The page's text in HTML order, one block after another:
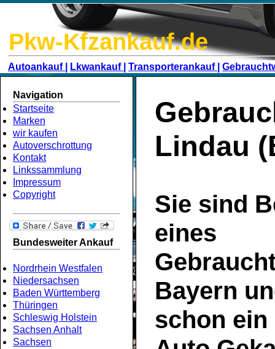
Pkw-Kfzankauf.de
Autoankauf | Lkwankauf | Transporterankauf |
Navigation
Startseite
Marken
wir kaufen
Autoverschrottung
Kontakt
Linkssammlung
Impressum
Copyright
Bundesweiter Ankauf
Nordrhein Westfalen
Niedersachsen
Baden Württemberg
Thüringen
Schleswig Holstein
Sachsen Anhalt
Sachsen
Lindau
Sie sind
eines
Bayern
schon ein